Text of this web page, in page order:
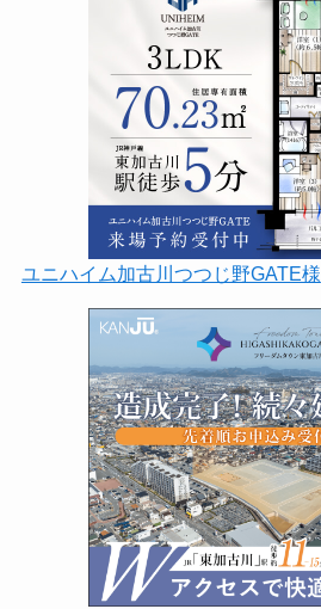
ユニハイム加古川つつじ野GATE様